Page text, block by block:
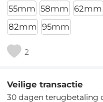
55mm 58mm 62mm
82mm 95mm
2
Veilige transactie
30 dagen terugbetaling